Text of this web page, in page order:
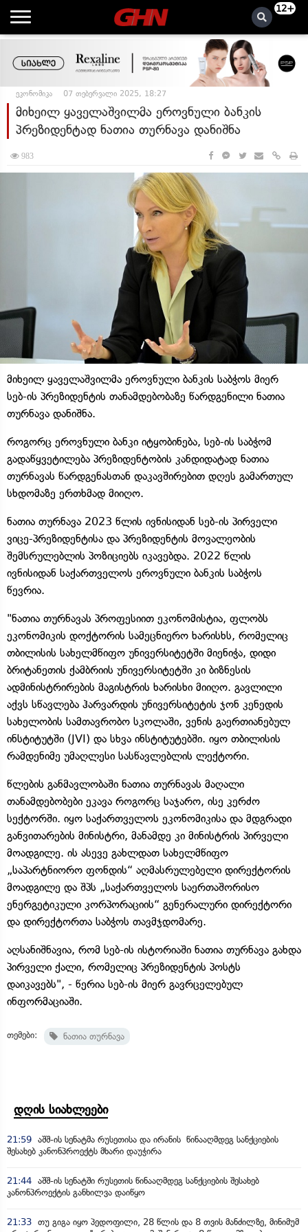
12+
ეკონომიკა 07 თებერვალი 2025, 18:27
მიხეილ ყაველაშვილმა ეროვნული ბანკის
პრეზიდენტად ნათია თურნავა დანიშნა
983
მიხეილ ყაველაშვილმა ეროვნული ბანკის საბჭოს მიერ
სებ-ის პრეზიდენტის თანამდებობაზე წარდგენილი ნათია
თურნავა დანიშნა.
როგორც ეროვნული ბანკი იტყობინება, სებ-ის საბჭომ
გადაწყვეტილება პრეზიდენტობის კანდიდატად ნათია
თურნავას წარდგენასთან დაკავშირებით დღეს გამართულ
სხდომაზე ერთხმად მიიღო.
ნათია თურნავა 2023 წლის ივნისიდან სებ-ის პირველი
ვიცე-პრეზიდენტისა და პრეზიდენტის მოვალეობის
შემსრულებლის პოზიციებს იკავებდა. 2022 წლის
ივნისიდან საქართველოს ეროვნული ბანკის საბჭოს
წევრია.
"ნათია თურნავას პროფესიით ეკონომისტია, ფლობს
ეკონომიკის დოქტორის სამეცნიერო ხარისხს, რომელიც
თბილისის სახელმწიფო უნივერსიტეტში მიენიჭა, დიდი
ბრიტანეთის ქამბრიის უნივერსიტეტში კი ბიზნესის
ადმინისტრირების მაგისტრის ხარისხი მიიღო. გავლილი
აქვს სწავლება ჰარვარდის უნივერსიტეტის ჯონ კენედის
სახელობის სამთავრობო სკოლაში, ვენის გაერთიანებულ
ინსტიტუტში (JVI) და სხვა ინსტიტუტებში. იყო თბილისის
რამდენიმე უმაღლესი სასწავლებლის ლექტორი.
წლების განმავლობაში ნათია თურნავას მაღალი
თანამდებობები ეკავა როგორც საჯარო, ისე კერძო
სექტორში. იყო საქართველოს ეკონომიკისა და მდგრადი
განვითარების მინისტრი, მანამდე კი მინისტრის პირველი
მოადგილე. ის ასევე გახლდათ სახელმწიფო
„საპარტნიორო ფონდის“ აღმასრულებელი დირექტორის
მოადგილე და შპს „საქართველოს საერთაშორისო
ენერგეტიკული კორპორაციის“ გენერალური დირექტორი
და დირექტორთა საბჭოს თავმჯდომარე.
აღსანიშნავია, რომ სებ-ის ისტორიაში ნათია თურნავა გახდა
პირველი ქალი, რომელიც პრეზიდენტის პოსტს
დაიკავებს", - წერია სებ-ის მიერ გავრცელებულ
ინფორმაციაში.
თემები: ნათია თურნავა
დღის სიახლეები
21:59 აშშ-ის სენატმა რუსეთისა და ირანის წინააღმდეგ სანქციების
შესახებ კანონპროექტს მხარი დაუჭირა
21:44 აშშ-ის სენატში რუსეთის წინააღმდეგ სანქციების შესახებ
კანონპროექტის განხილვა დაიწყო
21:33 თუ გიგა იყო პედოფილი, 28 წლის და 8 თვის მანძილზე, მინიმუმ